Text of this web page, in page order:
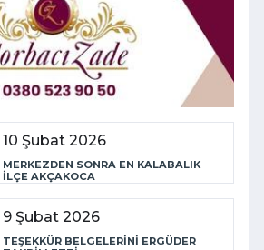
10 Şubat 2026
MERKEZDEN SONRA EN KALABALIK
İLÇE AKÇAKOCA
9 Şubat 2026
TEŞEKKÜR BELGELERİNİ ERGÜDER